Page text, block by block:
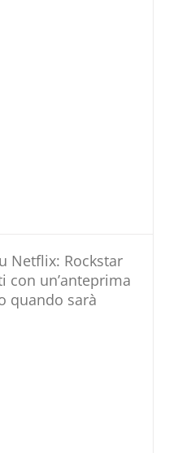
Netflix: Rockstar
con un’anteprima
quando sarà